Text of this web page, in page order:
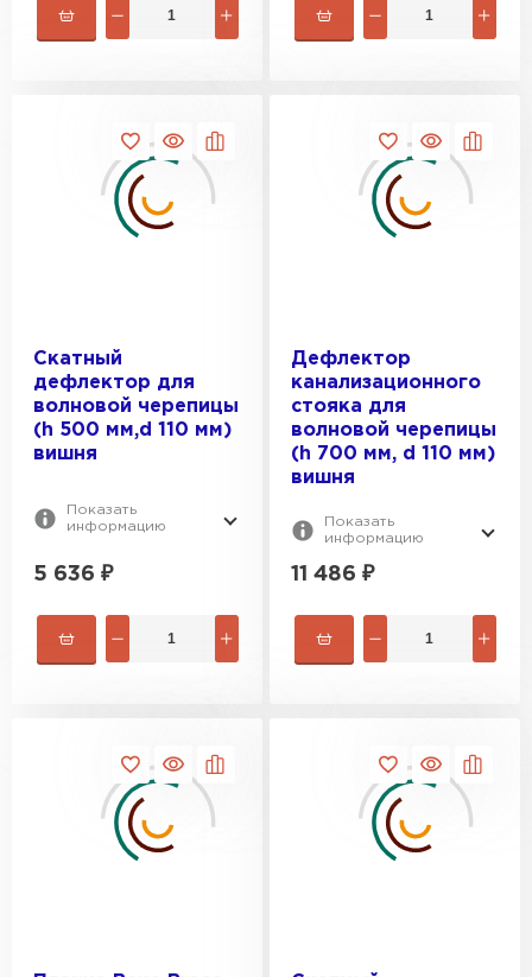
Скатный
дефлектор для
волновой черепицы
(h 500 мм,d 110 мм)
вишня
Показать
информацию
5 636 ₽
Дефлектор
канализационного
стояка для
волновой черепицы
(h 700 мм, d 110 мм)
вишня
Показать
информацию
11 486 ₽
Фальцевая кровля
ПЕРЕЙТИ